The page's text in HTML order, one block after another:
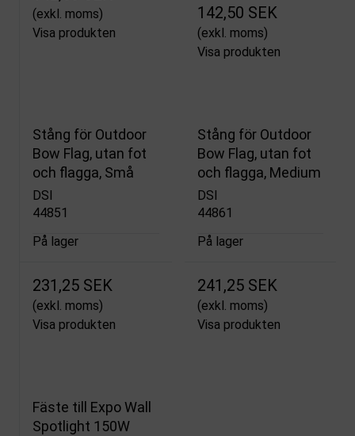
(exkl. moms)
Visa produkten
142,50 SEK
(exkl. moms)
Visa produkten
Stång för Outdoor
Bow Flag, utan fot
och flagga, Små
DSI
44851
På lager
231,25 SEK
(exkl. moms)
Visa produkten
Stång för Outdoor
Bow Flag, utan fot
och flagga, Medium
DSI
44861
På lager
241,25 SEK
(exkl. moms)
Visa produkten
Fäste till Expo Wall
Spotlight 150W